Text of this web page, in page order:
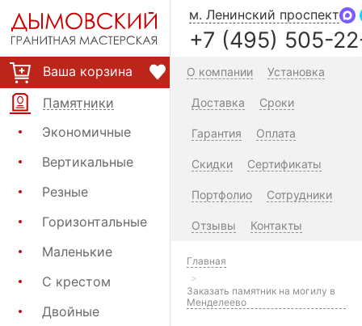
Ваша корзина
Памятники
Экономичные
Вертикальные
Резные
Горизонтальные
Маленькие
С крестом
Двойные
м. Ленинский проспект
+7 (495) 505-
О компании Установка
Доставка Сроки
Гарантия Оплата
Скидки Сертификаты
Портфолио Сотрудники
Отзывы Контакты
Главная
Заказать памятник на могилу в
Менделеево